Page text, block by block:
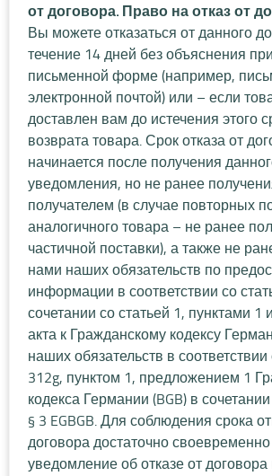
от договора. Право на отказ от
Вы можете отказаться от данного
течение 14 дней без объяснения
письменной форме (например,
электронной почтой) или – если
доставлен вам до истечения этого
возврата товара. Срок отказа от
начинается после получения
уведомления, но не ранее
получателем (в случае повторных
аналогичного товара – не ранее
частичной поставки), а также не
нами наших обязательств по
информации в соответствии со
сочетании со статьей 1, пунктами 1
акта к Гражданскому кодексу
наших обязательств в соответствии
312g, пунктом 1, предложением 1
кодекса Германии (BGB) в
§ 3 EGBGB. Для соблюдения срока
договора достаточно
уведомление об отказе от